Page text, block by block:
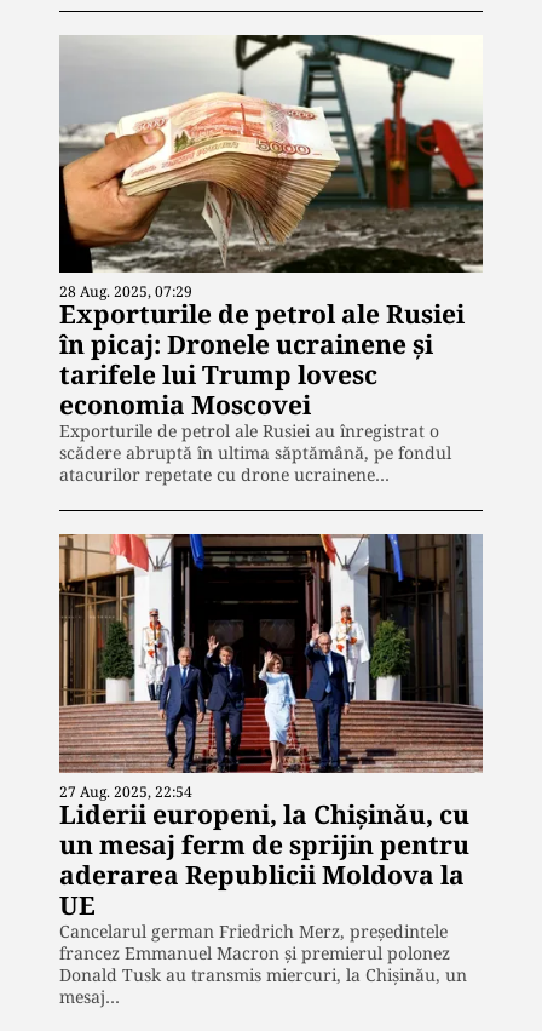
28 Aug. 2025, 07:29
Exporturile de petrol ale Rusiei
în picaj: Dronele ucrainene și
tarifele lui Trump lovesc
economia Moscovei
Exporturile de petrol ale Rusiei au înregistrat o
scădere abruptă în ultima săptămână, pe fondul
atacurilor repetate cu drone ucrainene…
27 Aug. 2025, 22:54
Liderii europeni, la Chișinău, cu
un mesaj ferm de sprijin pentru
aderarea Republicii Moldova la
UE
Cancelarul german Friedrich Merz, președintele
francez Emmanuel Macron și premierul polonez
Donald Tusk au transmis miercuri, la Chișinău, un
mesaj…